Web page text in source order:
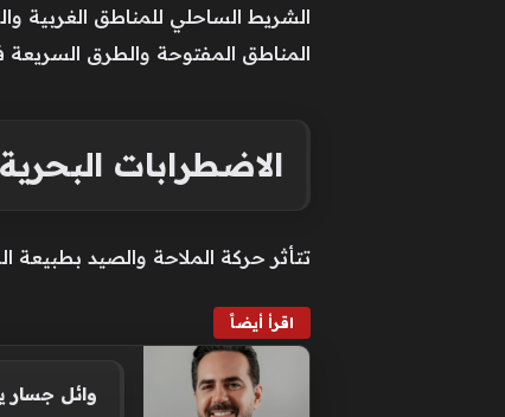
الشريط الساحلي للمناطق الغربية
المناطق المفتوحة والطرق السريعة
الاضطرابات
تتأثر حركة الملاحة والصيد بطبيعة
اقرأ أيضاً
وائل جسار